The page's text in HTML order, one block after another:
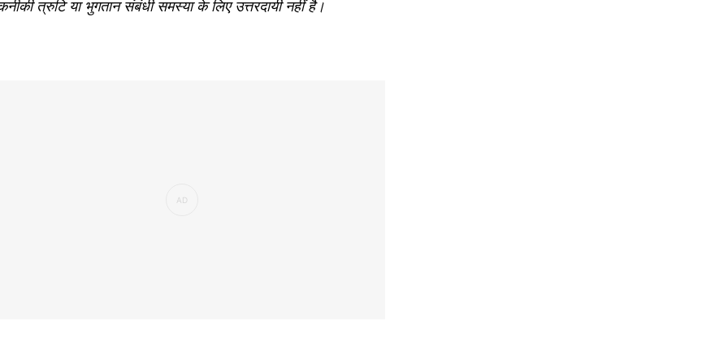
त्रुटि या भुगतान संबंधी समस्या के लिए उत्तरदायी नहीं है।